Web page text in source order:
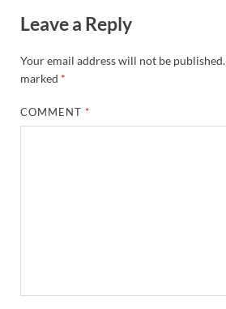
Leave a Reply
Your email address will not be published.
marked *
COMMENT*